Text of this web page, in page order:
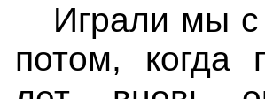
Играли мы
потом, когда